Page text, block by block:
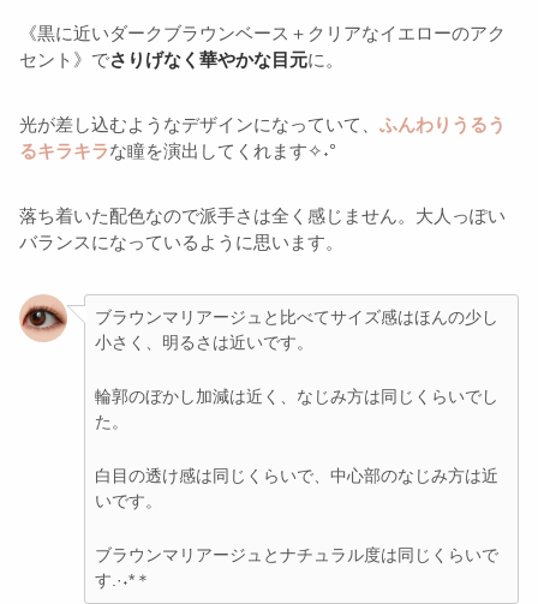
《黒に近いダークブラウンベース＋クリアなイエローのアク
セント》でさりげなく華やかな目元に。
光が差し込むようなデザインになっていて、 ふんわりうるう
るキラキラな瞳を演出してくれます✧˖°
落ち着いた配色なので派手さは全く感じません。大人っぽい
バランスになっているように思います。
ブラウンマリアージュと比べてサイズ感はほんの少し
小さく、明るさは近いです。
輪郭のぼかし加減は近く、なじみ方は同じくらいでし
た。
白目の透け感は同じくらいで、中心部のなじみ方は近
いです。
ブラウンマリアージュとナチュラル度は同じくらいで
す.·˖*＊